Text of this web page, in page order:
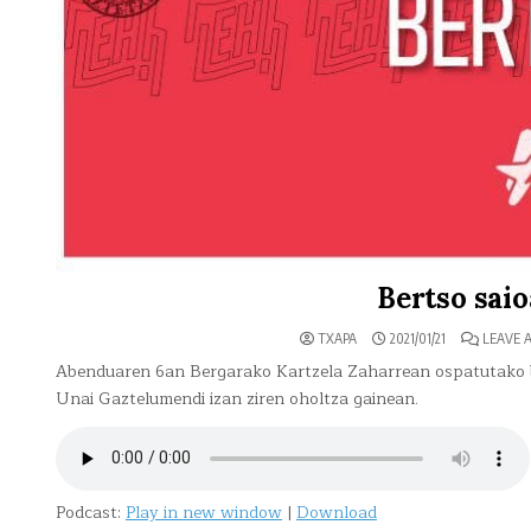
Bertso
TXAPA 2021/01/21 LEAVE
Abenduaren 6an Bergarako Kartzela Zaharrean
Unai Gaztelumendi izan ziren oholtza gainean.
Podcast: Play in new window | Download